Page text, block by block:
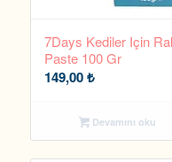
7Days Kediler Için
Paste 100 Gr
149,00₺
Devamını oku